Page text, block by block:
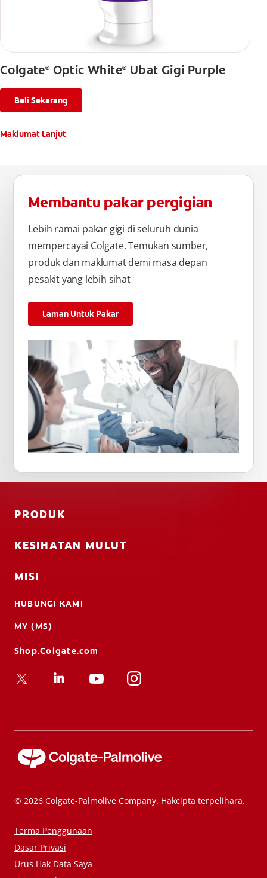
Colgate®Optic White®Ubat Gigi Purple
Beli Sekarang
Maklumat Lanjut
Membantu pakar pergigian
Lebih ramai pakar gigi di seluruh dunia
mempercayai Colgate. Temukan sumber,
produk dan maklumat demi masa depan
pesakit yang lebih sihat
Laman Untuk Pakar
PRODUK
KESIHATAN MULUT
MISI
HUBUNGI KAMI
MY (MS)
Shop.Colgate.com
© 2026 Colgate-Palmolive Company. Hakcipta terpelihara.
Terma Penggunaan
Dasar Privasi
Urus Hak Data Saya